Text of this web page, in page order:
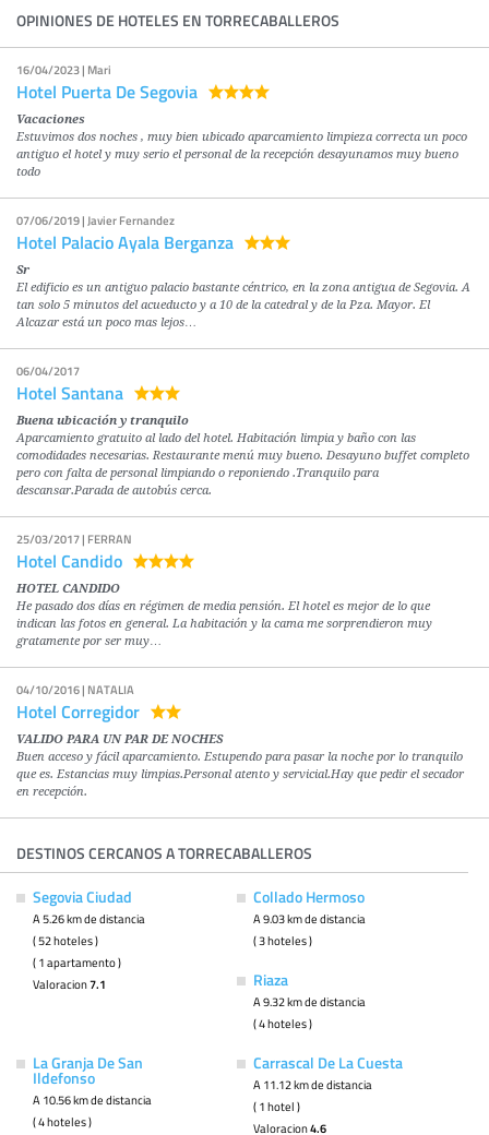
OPINIONES DE HOTELES EN TORRECABALLEROS
16/04/2023 | Mari
Hotel Puerta De Segovia
Vacaciones
Estuvimos dos noches , muy bien ubicado aparcamiento limpieza correcta un poco
antiguo el hotel y muy serio el personal de la recepción desayunamos muy bueno
todo
07/06/2019 | Javier Fernandez
Hotel Palacio Ayala Berganza
Sr
El edificio es un antiguo palacio bastante céntrico, en la zona antigua de Segovia. A
tan solo 5 minutos del acueducto y a 10 de la catedral y de la Pza. Mayor. El
Alcazar está un poco mas lejos…
06/04/2017
Hotel Santana
Buena ubicación y tranquilo
Aparcamiento gratuito al lado del hotel. Habitación limpia y baño con las
comodidades necesarias. Restaurante menú muy bueno. Desayuno buffet completo
pero con falta de personal limpiando o reponiendo .Tranquilo para
descansar.Parada de autobús cerca.
25/03/2017 | FERRAN
Hotel Candido
HOTEL CANDIDO
He pasado dos días en régimen de media pensión. El hotel es mejor de lo que
indican las fotos en general. La habitación y la cama me sorprendieron muy
gratamente por ser muy…
04/10/2016 | NATALIA
Hotel Corregidor
VALIDO PARA UN PAR DE NOCHES
Buen acceso y fácil aparcamiento. Estupendo para pasar la noche por lo tranquilo
que es. Estancias muy limpias.Personal atento y servicial.Hay que pedir el secador
en recepción.
DESTINOS CERCANOS A TORRECABALLEROS
Segovia Ciudad
A 5.26 km de distancia
( 52 hoteles )
( 1 apartamento )
Valoracion7.1
Collado Hermoso
A 9.03 km de distancia
( 3 hoteles )
Riaza
A 9.32 km de distancia
( 4 hoteles )
La Granja De San
Ildefonso
A 10.56 km de distancia
( 4 hoteles )
Carrascal De La Cuesta
A 11.12 km de distancia
( 1 hotel )
Valoracion4.6